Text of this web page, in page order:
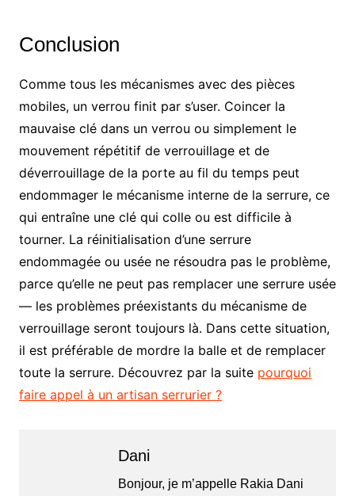
Conclusion
Comme tous les mécanismes avec des pièces
mobiles, un verrou finit par s’user. Coincer la
mauvaise clé dans un verrou ou simplement le
mouvement répétitif de verrouillage et de
déverrouillage de la porte au fil du temps peut
endommager le mécanisme interne de la serrure, ce
qui entraîne une clé qui colle ou est difficile à
tourner. La réinitialisation d’une serrure
endommagée ou usée ne résoudra pas le problème,
parce qu’elle ne peut pas remplacer une serrure usée
— les problèmes préexistants du mécanisme de
verrouillage seront toujours là. Dans cette situation,
il est préférable de mordre la balle et de remplacer
toute la serrure. Découvrez par la suite pourquoi
faire appel à un artisan serrurier ?
Dani
Bonjour, je m’appelle Rakia Dani